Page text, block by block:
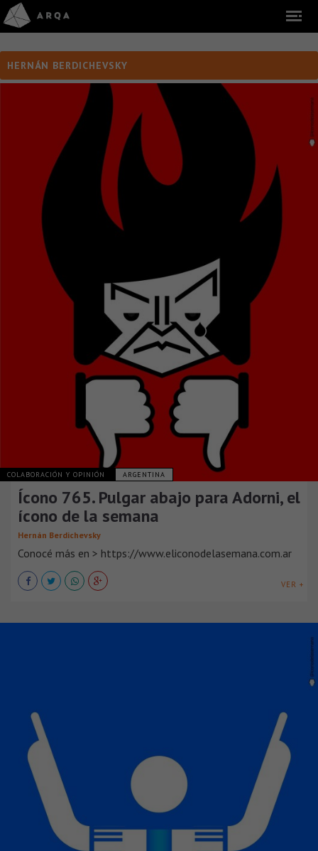
HERNÁN BERDICHEVSKY
COLABORACIÓN Y OPINIÓN ARGENTINA
Ícono 765. Pulgar abajo para Adorni, el
ícono de la semana
Hernán Berdichevsky
Conocé más en > https://www.eliconodelasemana.com.ar
VER +